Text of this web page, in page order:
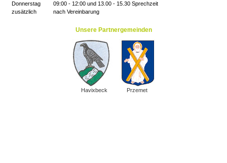
Donnerstag
09:00 - 12:00 und 13.00 - 15.30 Sprechzeit
zusätzlich
nach Vereinbarung
Unsere Partnergemeinden
Havixbeck Przemet